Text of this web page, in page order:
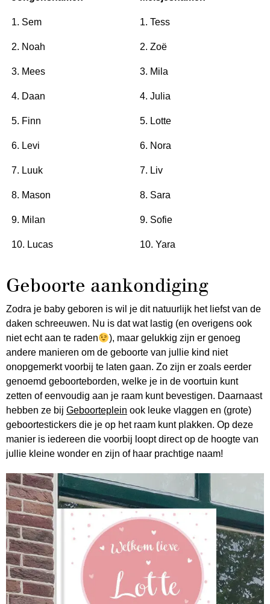
1. Sem 1. Tess
2. Noah 2. Zoë
3. Mees 3. Mila
4. Daan 4. Julia
5. Finn 5. Lotte
6. Levi 6. Nora
7. Luuk 7. Liv
8. Mason 8. Sara
9. Milan 9. Sofie
10. Lucas 10. Yara
Geboorte aankondiging
Zodra je baby geboren is wil je dit natuurlijk het liefst van de
daken schreeuwen. Nu is dat wat lastig (en overigens ook
niet echt aan te raden
), maar gelukkig zijn er genoeg
andere manieren om de geboorte van jullie kind niet
onopgemerkt voorbij te laten gaan. Zo zijn er zoals eerder
genoemd geboorteborden, welke je in de voortuin kunt
zetten of eenvoudig aan je raam kunt bevestigen. Daarnaast
hebben ze bij Geboorteplein ook leuke vlaggen en (grote)
geboortestickers die je op het raam kunt plakken. Op deze
manier is iedereen die voorbij loopt direct op de hoogte van
jullie kleine wonder en zijn of haar prachtige naam!